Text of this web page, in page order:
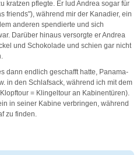
kratzen pflegte. Er lud Andrea sogar für
friends"), während mir der Kanadier, ein
anderen spendierte und sich
Darüber hinaus versorgte er Andrea
und Schokolade und schien gar nicht
dann endlich geschafft hatte, Panama-
in den Schlafsack, während ich mit dem
= Klingeltour an Kabinentüren).
in seiner Kabine verbringen, während
zu finden.